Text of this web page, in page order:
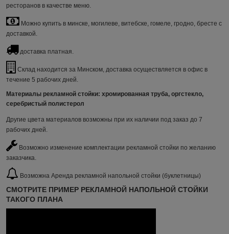
ресторанов в качестве меню.
Можно купить в минске, могилеве, витебске, гомеле, гродно, бресте с
доставкой.
доставка платная.
Склад находится за Минском, доставка осуществляется в офис в
течение 5 рабочих дней.
Материалы рекламной стойки: хромированная труба, оргстекло,
серебристый полистерол
Другие цвета материалов возможны при их наличии под заказ до 7
рабочих дней.
Возможно изменение комплектации рекламной стойки по желанию
заказчика.
Возможна Аренда рекламной напольной стойки (буклетницы)
СМОТРИТЕ ПРИМЕР РЕКЛАМНОЙ НАПОЛЬНОЙ СТОЙКИ
ТАКОГО ПЛАНА